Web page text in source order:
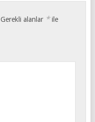
Gerekli alanlar *ile